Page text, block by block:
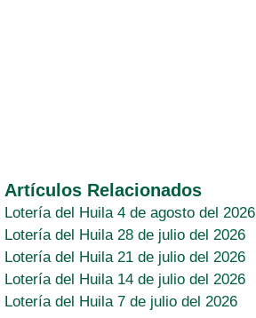
Artículos Relacionados
Lotería del Huila 4 de agosto del 2026
Lotería del Huila 28 de julio del 2026
Lotería del Huila 21 de julio del 2026
Lotería del Huila 14 de julio del 2026
Lotería del Huila 7 de julio del 2026